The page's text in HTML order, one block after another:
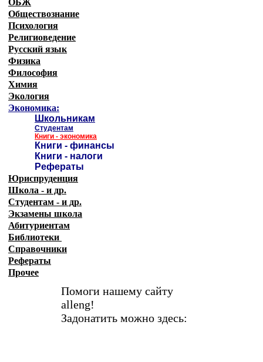
ОБЖ
Обществознание
Психология
Религиоведение
Русский язык
Физика
Философия
Химия
Экология
Экономика:
Школьникам
Студентам
Книги - экономика
Книги - финансы
Книги - налоги
Рефераты
Юриспруденция
Школа - и др.
Студентам - и др.
Экзамены школа
Абитуриентам
Библиотеки
Справочники
Рефераты
Прочее
Помоги нашему сайту
alleng!
Задонатить можно здесь: